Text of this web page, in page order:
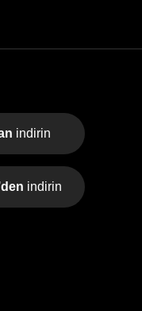
indirin
indirin